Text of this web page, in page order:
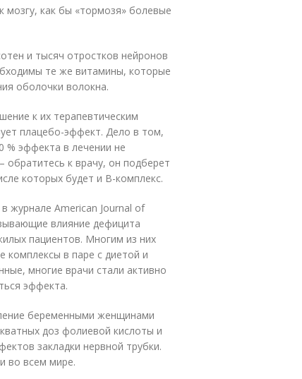
мозгу, как бы «тормозя» болевые
и тысяч отростков нейронов
те же витамины, которые
оболочки волокна.
к их терапевтическим
плацебо-эффект. Дело в том,
% эффекта в лечении не
обратитесь к врачу, он подберет
которых будет и В-комплекс.
журнале American Journal of
влияние дефицита
пациентов. Многим из них
комплексы в паре с диетой и
многие врачи стали активно
эффекта.
беременными женщинами
доз фолиевой кислоты и
закладки нервной трубки.
во всем мире.